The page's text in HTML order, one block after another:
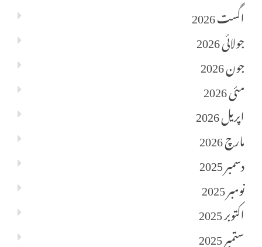
اگست 2026
جولائی 2026
جون 2026
مئی 2026
اپریل 2026
مارچ 2026
دسمبر 2025
نومبر 2025
اکتوبر 2025
ستمبر 2025